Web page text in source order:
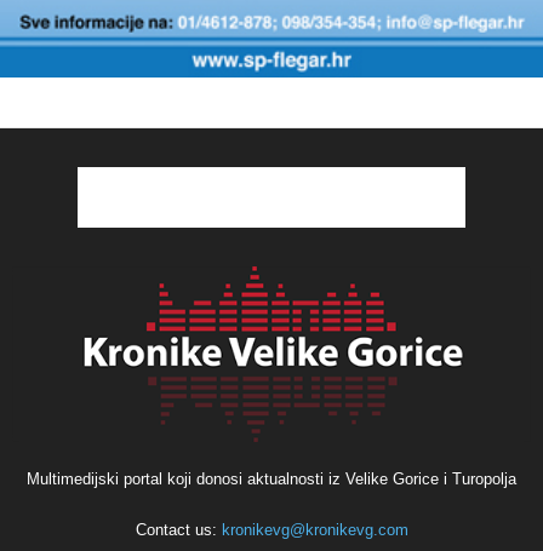
Multimedijski portal koji donosi aktualnosti iz Velike Gorice i Turopolja
Contact us: kronikevg@kronikevg.com